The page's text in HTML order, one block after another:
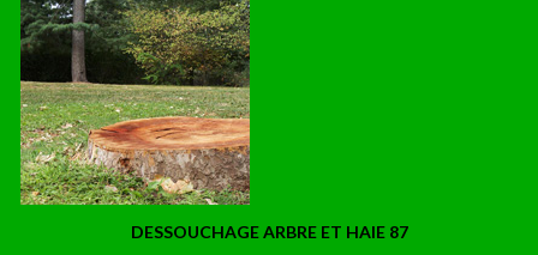
DESSOUCHAGE ARBRE ET HAIE 87